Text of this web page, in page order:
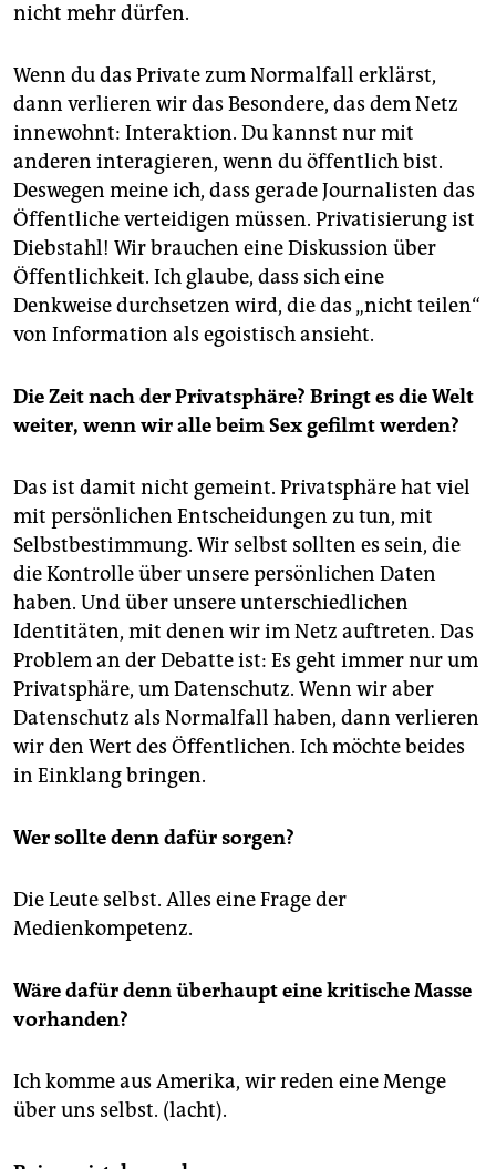
nicht mehr dürfen.
Wenn du das Private zum Normalfall erklärst,
dann verlieren wir das Besondere, das dem Netz
innewohnt: Interaktion. Du kannst nur mit
anderen interagieren, wenn du öffentlich bist.
Deswegen meine ich, dass gerade Journalisten das
Öffentliche verteidigen müssen. Privatisierung ist
Diebstahl! Wir brauchen eine Diskussion über
Öffentlichkeit. Ich glaube, dass sich eine
Denkweise durchsetzen wird, die das „nicht teilen“
von Information als egoistisch ansieht.
Die Zeit nach der Privatsphäre? Bringt es die Welt
weiter, wenn wir alle beim Sex gefilmt werden?
Das ist damit nicht gemeint. Privatsphäre hat viel
mit persönlichen Entscheidungen zu tun, mit
Selbstbestimmung. Wir selbst sollten es sein, die
die Kontrolle über unsere persönlichen Daten
haben. Und über unsere unterschiedlichen
Identitäten, mit denen wir im Netz auftreten. Das
Problem an der Debatte ist: Es geht immer nur um
Privatsphäre, um Datenschutz. Wenn wir aber
Datenschutz als Normalfall haben, dann verlieren
wir den Wert des Öffentlichen. Ich möchte beides
in Einklang bringen.
Wer sollte denn dafür sorgen?
Die Leute selbst. Alles eine Frage der
Medienkompetenz.
Wäre dafür denn überhaupt eine kritische Masse
vorhanden?
Ich komme aus Amerika, wir reden eine Menge
über uns selbst. (lacht).